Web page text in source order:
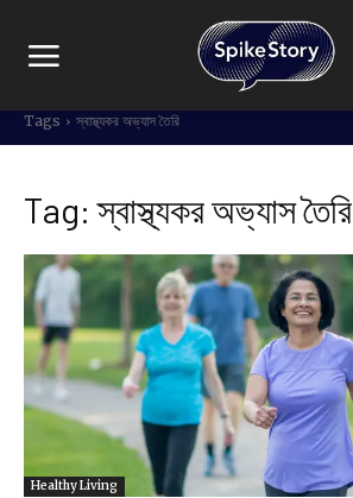
Tags স্বাস্থ্যকর অভ্যাস তৈরি
Tag:স্বাস্থ্যকর অভ্যাস তৈরি
Healthy Living